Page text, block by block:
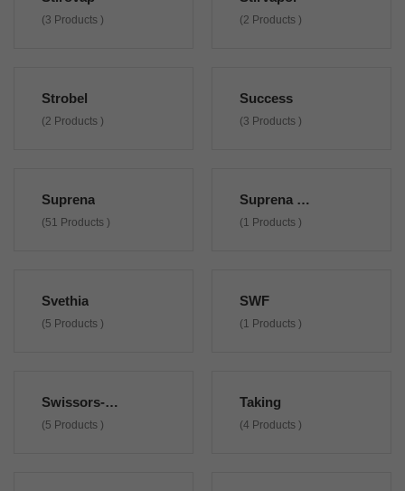
(3 Products ) (2 Products )
Strobel
(2 Products )
Success
(3 Products )
Suprena
(51 Products )
Suprena Non Originali
(1 Products )
Svethia
(5 Products )
SWF
(1 Products )
Swissors-Wenger
(5 Products )
Taking
(4 Products )